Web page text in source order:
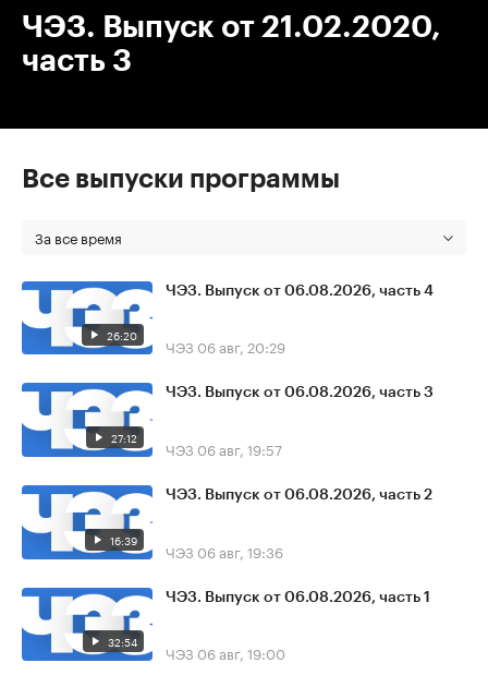
ЧЭЗ. Выпуск от 21.02.2020,
часть 3
Все выпуски программы
За все время
26:20
ЧЭЗ. Выпуск от 06.08.2026, часть 4
ЧЭЗ 06 авг, 20:29
27:12
ЧЭЗ. Выпуск от 06.08.2026, часть 3
ЧЭЗ 06 авг, 19:57
16:39
ЧЭЗ. Выпуск от 06.08.2026, часть 2
ЧЭЗ 06 авг, 19:36
32:54
ЧЭЗ. Выпуск от 06.08.2026, часть 1
ЧЭЗ 06 авг, 19:00